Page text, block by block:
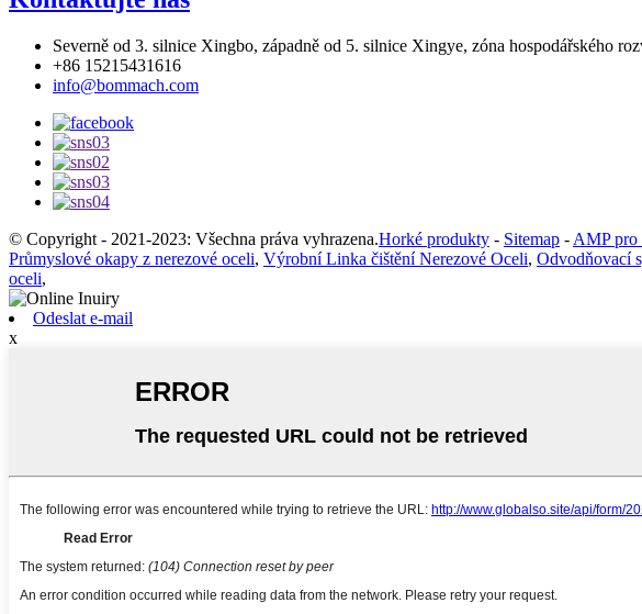
Severně od 3. silnice Xingbo, západně od 5. silnice Xingye, zóna hospodářského
+86 15215431616
info@bommach.com
© Copyright - 2021-2023: Všechna práva vyhrazena.Horké produkty - Sitemap - AMP
Průmyslové okapy z nerezové oceli, Výrobní Linka čištění Nerezové Oceli, Odvodňovací
oceli,
Odeslat e-mail
x